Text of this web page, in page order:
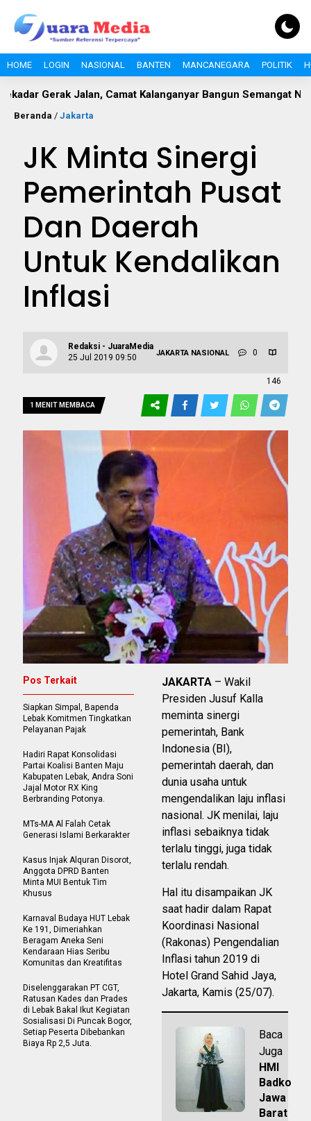
HOME LOGIN NASIONAL BANTEN MANCANEGARA POLITIK
Jalan, Camat Kalanganyar Bangun Semangat
Beranda / Jakarta
JK Minta Sinergi
Pemerintah Pusat
Dan Daerah
Untuk Kendalikan
Inflasi
Redaksi - JuaraMedia
25 Jul 2019 09:50
JAKARTA NASIONAL 0
146
1 MENIT MEMBACA
JAKARTA – Wakil
Presiden Jusuf Kalla
meminta sinergi
pemerintah, Bank
Indonesia (BI),
pemerintah daerah, dan
dunia usaha untuk
mengendalikan laju inflasi
nasional. JK menilai, laju
inflasi sebaiknya tidak
terlalu tinggi, juga tidak
terlalu rendah.
Hal itu disampaikan JK
saat hadir dalam Rapat
Koordinasi Nasional
(Rakonas) Pengendalian
Inflasi tahun 2019 di
Hotel Grand Sahid Jaya,
Jakarta, Kamis (25/07).
Baca
Juga
HMI
Badko
Jawa
Barat
Pos Terkait
Siapkan Simpal, Bapenda
Lebak Komitmen Tingkatkan
Pelayanan Pajak
Hadiri Rapat Konsolidasi
Partai Koalisi Banten Maju
Kabupaten Lebak, Andra Soni
Jajal Motor RX King
Berbranding Potonya.
MTs-MA Al Falah Cetak
Generasi Islami Berkarakter
Kasus Injak Alquran Disorot,
Anggota DPRD Banten
Minta MUI Bentuk Tim
Khusus
Karnaval Budaya HUT Lebak
Ke 191, Dimeriahkan
Beragam Aneka Seni
Kendaraan Hias Seribu
Komunitas dan Kreatifitas
Diselenggarakan PT CGT,
Ratusan Kades dan Prades
di Lebak Bakal Ikut Kegiatan
Sosialisasi Di Puncak Bogor,
Setiap Peserta Dibebankan
Biaya Rp 2,5 Juta.